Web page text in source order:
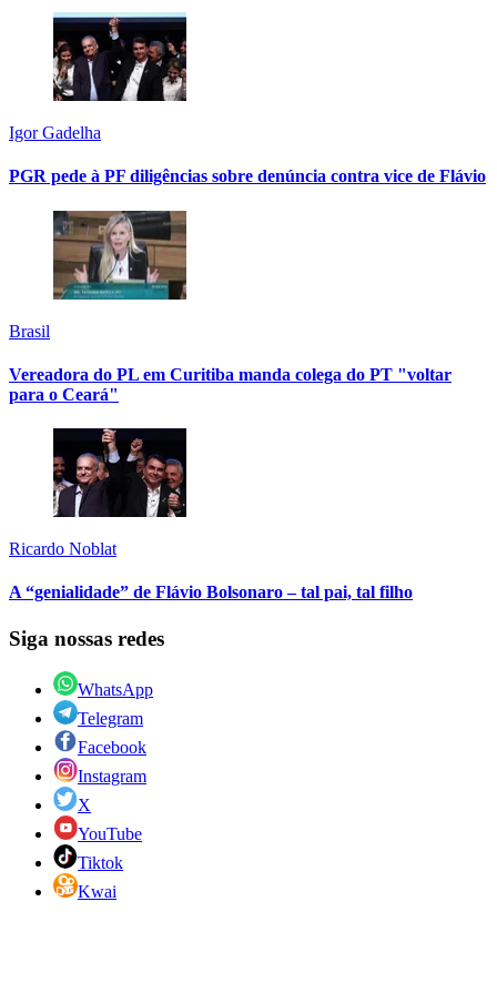
Igor Gadelha
PGR pede à PF diligências sobre denúncia contra vice de Flávio
Brasil
Vereadora do PL em Curitiba manda colega do PT "voltar
para o Ceará"
Ricardo Noblat
A “genialidade” de Flávio Bolsonaro – tal pai, tal filho
Siga nossas redes
WhatsApp
Telegram
Facebook
Instagram
X
YouTube
Tiktok
Kwai